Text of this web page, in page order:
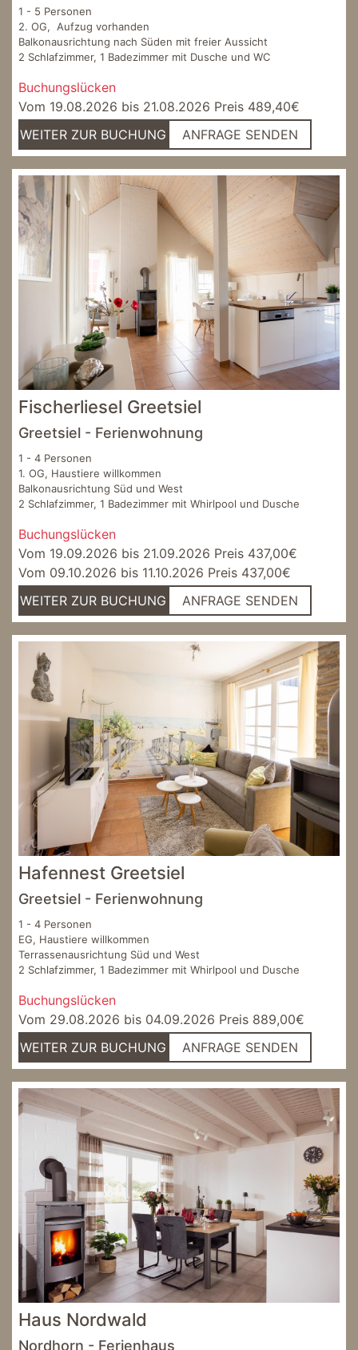
1 - 5 Personen
2. OG, Aufzug vorhanden
Balkonausrichtung nach Süden mit freier Aussicht
2 Schlafzimmer, 1 Badezimmer mit Dusche und WC
Buchungslücken
Vom 19.08.2026 bis 21.08.2026 Preis 489,40€
WEITER ZUR BUCHUNG
ANFRAGE SENDEN
Fischerliesel Greetsiel
Greetsiel - Ferienwohnung
1 - 4 Personen
1. OG, Haustiere willkommen
Balkonausrichtung Süd und West
2 Schlafzimmer, 1 Badezimmer mit Whirlpool und Dusche
Buchungslücken
Vom 19.09.2026 bis 21.09.2026 Preis 437,00€
Vom 09.10.2026 bis 11.10.2026 Preis 437,00€
WEITER ZUR BUCHUNG
ANFRAGE SENDEN
Hafennest Greetsiel
Greetsiel - Ferienwohnung
1 - 4 Personen
EG, Haustiere willkommen
Terrassenausrichtung Süd und West
2 Schlafzimmer, 1 Badezimmer mit Whirlpool und Dusche
Buchungslücken
Vom 29.08.2026 bis 04.09.2026 Preis 889,00€
WEITER ZUR BUCHUNG
ANFRAGE SENDEN
Haus Nordwald
Nordhorn - Ferienhaus